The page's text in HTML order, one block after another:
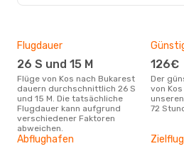
Flugdauer
26 S und 15 M
Flüge von Kos nach Bukarest
dauern durchschnittlich 26 S
und 15 M. Die tatsächliche
Flugdauer kann aufgrund
verschiedener Faktoren
abweichen.
126€
Der günstigste einfache Flug
von
72
Abflughafen